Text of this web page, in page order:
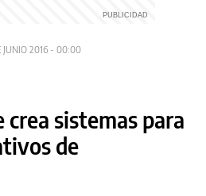
JUNIO 2016 - 00:00
crea sistemas para
de